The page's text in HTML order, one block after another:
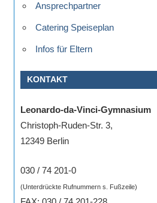
Ansprechpartner
Catering Speiseplan
Infos für Eltern
KONTAKT
Leonardo-da-Vinci-Gymnasium
Christoph-Ruden-Str. 3,
12349 Berlin
030 / 74 201-0
(Unterdrückte Rufnummern s. Fußzeile)